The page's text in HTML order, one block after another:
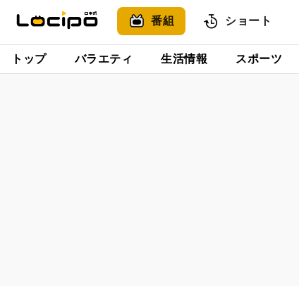
番組 ショート
トップ バラエティ 生活情報 スポーツ